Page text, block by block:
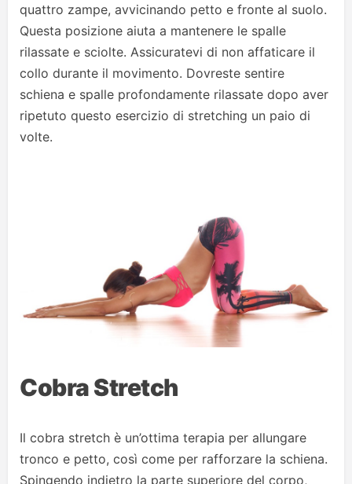
quattro zampe, avvicinando petto e fronte al suolo.
Questa posizione aiuta a mantenere le spalle
rilassate e sciolte. Assicuratevi di non affaticare il
collo durante il movimento. Dovreste sentire
schiena e spalle profondamente rilassate dopo aver
ripetuto questo esercizio di stretching un paio di
volte.
Cobra Stretch
Il cobra stretch è un’ottima terapia per allungare
tronco e petto, così come per rafforzare la schiena.
Spingendo indietro la parte superiore del corpo,